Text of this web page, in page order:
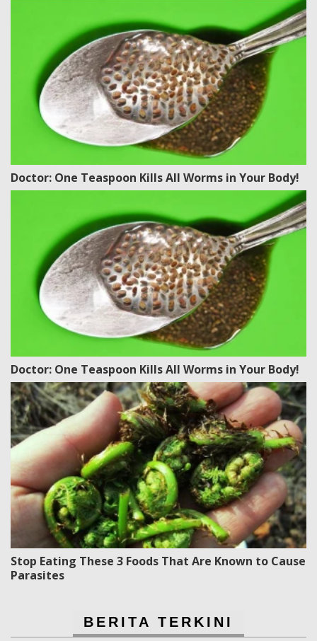
Doctor: One Teaspoon Kills All Worms in Your Body!
Doctor: One Teaspoon Kills All Worms in Your Body!
Stop Eating These 3 Foods That Are Known to Cause
Parasites
BERITA TERKINI